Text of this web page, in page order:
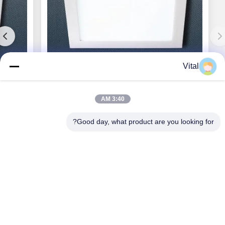
احصل على أفضل سعر
Vital
3:40 AM
Good day, what product are you looking for?